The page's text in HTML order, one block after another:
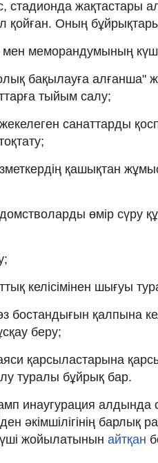
стадионда жақтастары
қойған. Оның
мен меморандумының
бақылауға алғанша"
тыйым салу;
санаттарды
қашықтан жұмыс
өмір сүру
келісімінен шығуы
бостандығын қалпына
беру;
қарсыластарына
туралы бұйрық бар.
инаугурация алдында
әкімшілігінің барлық
жойылатынын айтқан